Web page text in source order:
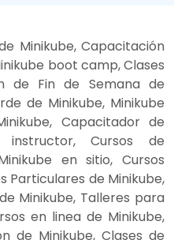
Minikube, Capacitación
boot camp, Clases
de Fin de Semana de
de Minikube, Minikube
Capacitador de
instructor, Cursos de
en sitio, Cursos
Particulares de Minikube,
Minikube, Talleres para
en linea de Minikube,
de Minikube, Clases de